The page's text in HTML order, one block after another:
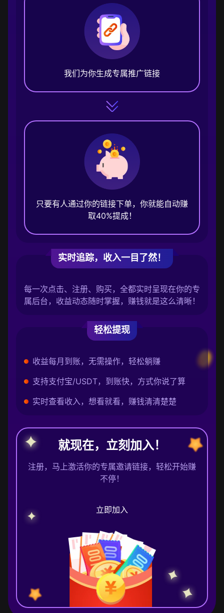
我们为你生成专属推广链接
只要有人通过你的链接下单，你就能自动赚
取40%提成！
实时追踪，收入一目了然！
每一次点击、注册、购买，全都实时呈现在你的专
属后台，收益动态随时掌握，赚钱就是这么清晰！
轻松提现
收益每月到账，无需操作，轻松躺赚
支持支付宝/USDT，到账快，方式你说了算
实时查看收入，想看就看，赚钱清清楚楚
就现在，立刻加入！
注册，马上激活你的专属邀请链接，轻松开始赚
不停！
立即加入